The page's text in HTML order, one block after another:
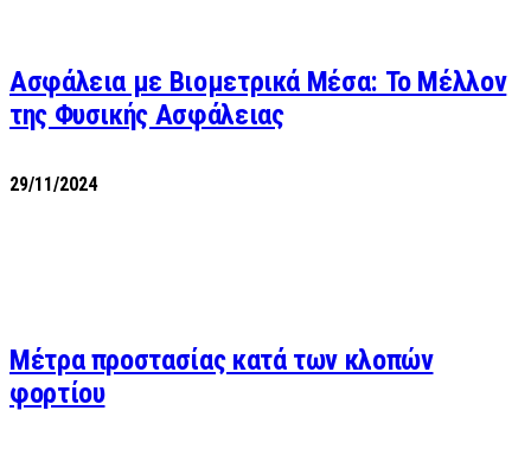
Ασφάλεια με Βιομετρικά Μέσα: Το Μέλλον
της Φυσικής Ασφάλειας
29/11/2024
Μέτρα προστασίας κατά των κλοπών
φορτίου